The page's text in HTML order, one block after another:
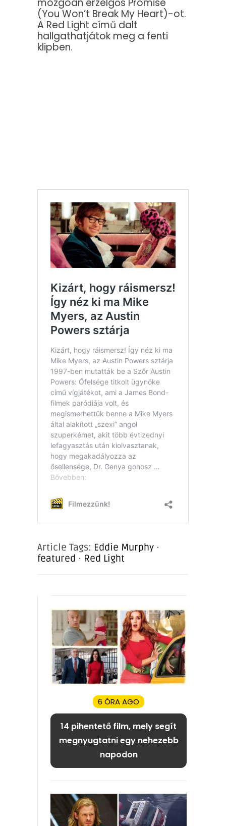
mozgóan érzelgős Promise
(You Won’t Break My Heart)-ot.
A Red Light című dalt
hallgathatjátok meg a fenti
klipben.
Article Tags: Eddie Murphy ·
featured · Red Light
6 ÓRA AGO
14 pihentető film, mely segít
megnyugtatni egy nehezebb
napodon